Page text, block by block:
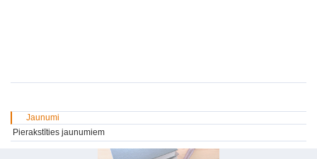
Jaunumi
Pierakstīties jaunumiem